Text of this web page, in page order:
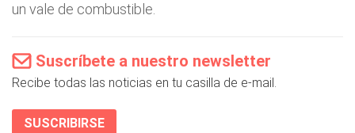
un vale de combustible.
Suscríbete a nuestro newsletter
Recibe todas las noticias en tu casilla de e-mail.
SUSCRIBIRSE